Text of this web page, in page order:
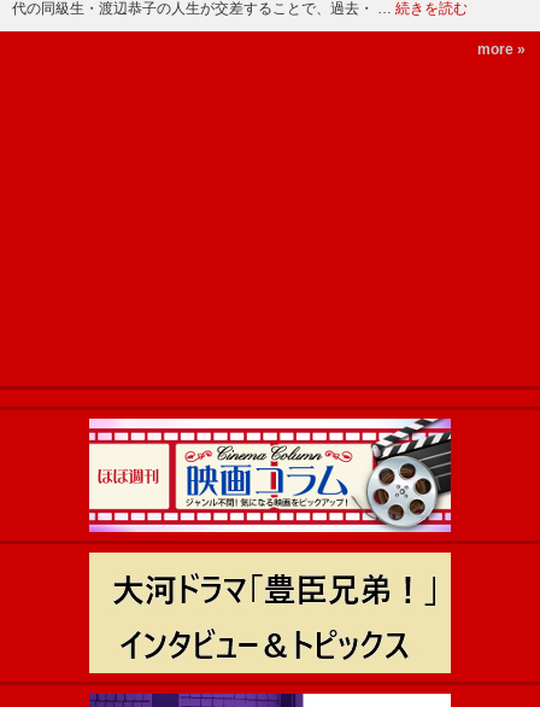
代の同級生・渡辺恭子の人生が交差することで、過去・ … 続きを読む
more »